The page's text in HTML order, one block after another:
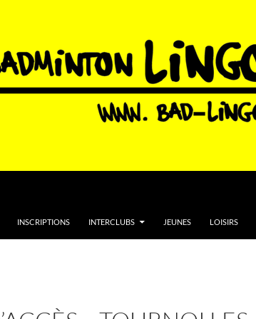
INSCRIPTIONS INTERCLUBS JEUNES LOISIRS